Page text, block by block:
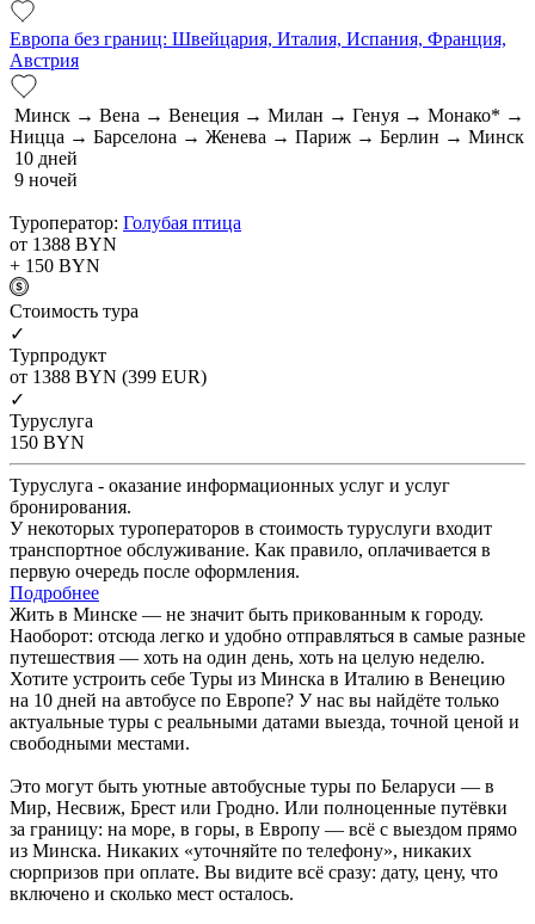
Европа без границ: Швейцария, Италия, Испания, Франция,
Австрия
Минск → Вена → Венеция → Милан → Генуя → Монако* →
Ницца → Барселона → Женева → Париж → Берлин → Минск
10 дней
9 ночей
Туроператор: Голубая птица
от 1388 BYN
+ 150 BYN
Cтоимость тура
✓
Турпродукт
от 1388 BYN (399 EUR)
✓
Туруслуга
150 BYN
Туруслуга - оказание информационных услуг и услуг
бронирования.
У некоторых туроператоров в стоимость туруслуги входит
транспортное обслуживание. Как правило, оплачивается в
первую очередь после оформления.
Подробнее
Жить в Минске — не значит быть прикованным к городу.
Наоборот: отсюда легко и удобно отправляться в самые разные
путешествия — хоть на один день, хоть на целую неделю.
Хотите устроить себе Туры из Минска в Италию в Венецию
на 10 дней на автобусе по Европе? У нас вы найдёте только
актуальные туры с реальными датами выезда, точной ценой и
свободными местами.
Это могут быть уютные автобусные туры по Беларуси — в
Мир, Несвиж, Брест или Гродно. Или полноценные путёвки
за границу: на море, в горы, в Европу — всё с выездом прямо
из Минска. Никаких «уточняйте по телефону», никаких
сюрпризов при оплате. Вы видите всё сразу: дату, цену, что
включено и сколько мест осталось.